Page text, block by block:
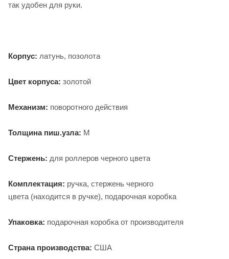
так удобен для руки.
Корпус: латунь, позолота
Цвет корпуса: золотой
Механизм: поворотного действия
Толщина пиш.узла: М
Стержень: для роллеров черного цвета
Комплектация: ручка, стержень черного
цвета (находится в ручке), подарочная коробка
Упаковка: подарочная коробка от производителя
Страна производства: США